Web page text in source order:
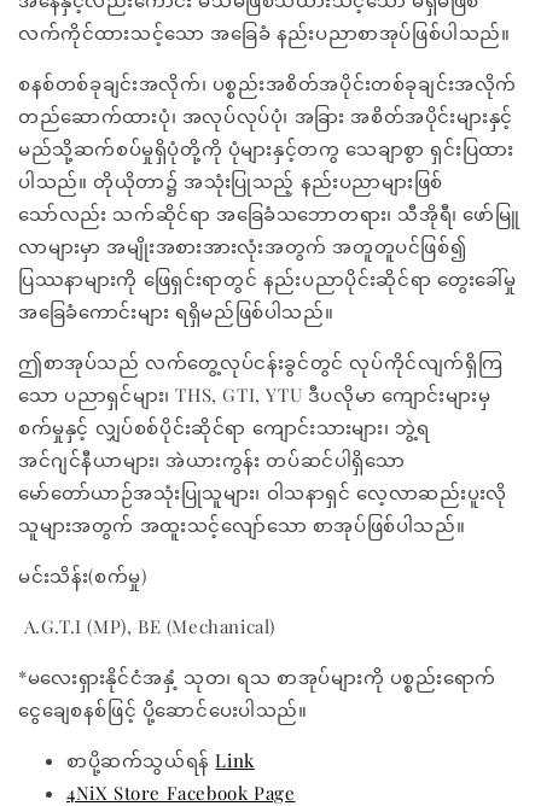
လက်ကိုင်ထားသင့်သော အခြေခံ နည်းပညာစာအုပ်ဖြစ်ပါသည်။
စနစ်တစ်ခုချင်းအလိုက်၊ ပစ္စည်းအစိတ်အပိုင်းတစ်ခုချင်းအလိုက်
တည်ဆောက်ထားပုံ၊ အလုပ်လုပ်ပုံ၊ အခြား အစိတ်အပိုင်းများနှင့်
မည်သို့ဆက်စပ်မှုရှိပုံတို့ကို ပုံများနှင့်တကွ သေချာစွာ ရှင်းပြထား
ပါသည်။ တိုယိုတာ၌ အသုံးပြုသည့် နည်းပညာများဖြစ်
သော်လည်း သက်ဆိုင်ရာ အခြေခံသဘောတရား၊ သီအိုရီ၊ ဖော်မြူ
လာများမှာ အမျိုးအစားအားလုံးအတွက် အတူတူပင်ဖြစ်၍
ပြဿနာများကို ဖြေရှင်းရာတွင် နည်းပညာပိုင်းဆိုင်ရာ တွေးခေါ်မှု
အခြေခံကောင်းများ ရရှိမည်ဖြစ်ပါသည်။
ဤစာအုပ်သည် လက်တွေ့လုပ်ငန်းခွင်တွင် လုပ်ကိုင်လျက်ရှိကြ
သော ပညာရှင်များ၊ THS, GTI, YTU ဒီပလိုမာ ကျောင်းများမှ
စက်မှုနှင့် လျှပ်စစ်ပိုင်းဆိုင်ရာ ကျောင်းသားများ၊ ဘွဲ့ရ
အင်ဂျင်နီယာများ၊ အဲယားကွန်း တပ်ဆင်ပါရှိသော
မော်တော်ယာဉ်အသုံးပြုသူများ၊ ဝါသနာရှင် လေ့လာဆည်းပူးလို
သူများအတွက် အထူးသင့်လျော်သော စာအုပ်ဖြစ်ပါသည်။
မင်းသိန်း(စက်မှု)
A.G.T.I (MP), BE (Mechanical)
*မလေးရှားနိုင်ငံအနှံ့ သုတ၊ ရသ စာအုပ်များကို ပစ္စည်းရောက်
ငွေချေစနစ်ဖြင့် ပို့ဆောင်ပေးပါသည်။
စာပို့ဆက်သွယ်ရန်Link
4NiX Store Facebook Page